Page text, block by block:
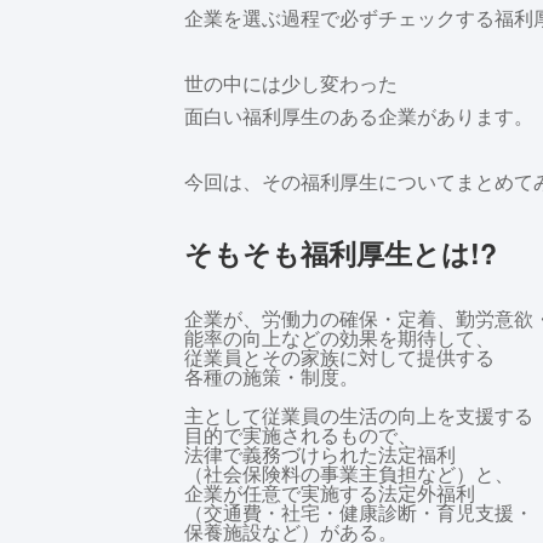
企業を選ぶ過程で必ずチェックする福利
世の中には少し変わった
面白い福利厚生のある企業があります。
今回は、その福利厚生についてまとめて
そもそも福利厚生とは!?
企業が、労働力の確保・定着、勤労意欲
能率の向上などの効果を期待して、
従業員とその家族に対して提供する
各種の施策・制度。
主として従業員の生活の向上を支援する
目的で実施されるもので、
法律で義務づけられた法定福利
（社会保険料の事業主負担など）と、
企業が任意で実施する法定外福利
（交通費・社宅・健康診断・育児支援・
保養施設など）がある。